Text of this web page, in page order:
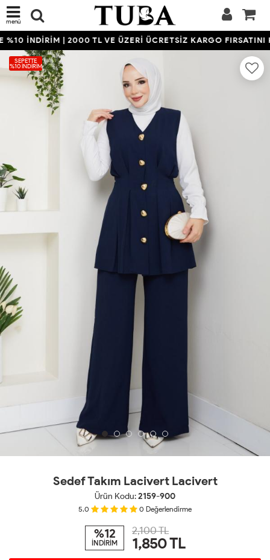
menü
İNDİRİM | 2000 TL VE ÜZERİ ÜCRETSİZ KARGO FIRSATINI
SEPETTE
%10 İNDIRIM
Sedef Takım Lacivert Lacivert
Ürün Kodu:2159-900
5.0 0 Değerlendirme
%12
İNDİRİM
2,100 TL
1,850TL